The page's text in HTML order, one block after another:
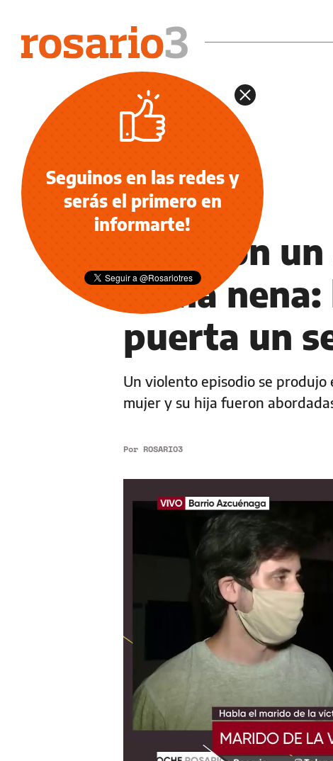
INSEGURIDAD
Robaron
a una
puerta un
Un violento episodio se
mujer y su hija fueron
Por ROSARIO3
Seguinos en las redes y
serás el primero en
informarte!